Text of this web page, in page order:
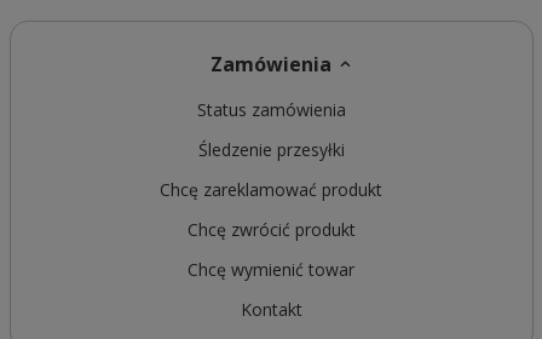
Zamówienia
Status zamówienia
Śledzenie przesyłki
Chcę zareklamować produkt
Chcę zwrócić produkt
Chcę wymienić towar
Kontakt